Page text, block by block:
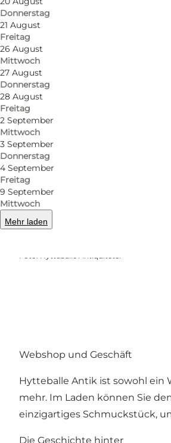
Donnerstag
21 August
Freitag
26 August
Mittwoch
27 August
Donnerstag
28 August
Freitag
2 September
Mittwoch
3 September
Donnerstag
4 September
Freitag
9 September
Mittwoch
Mehr laden
Foto: Hytteballe Antiquiteter
Webshop und Geschäft
Hytteballe Antik ist sowohl ein
mehr. Im Laden können Sie
einzigartiges Schmuckstück,
Die Geschichte hinter